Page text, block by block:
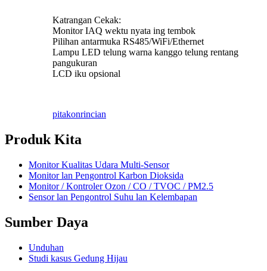
Katrangan Cekak:
Monitor IAQ wektu nyata ing tembok
Pilihan antarmuka RS485/WiFi/Ethernet
Lampu LED telung warna kanggo telung rentang
pangukuran
LCD iku opsional
pitakonrincian
Produk Kita
Monitor Kualitas Udara Multi-Sensor
Monitor lan Pengontrol Karbon Dioksida
Monitor / Kontroler Ozon / CO / TVOC / PM2.5
Sensor lan Pengontrol Suhu lan Kelembapan
Sumber Daya
Unduhan
Studi kasus Gedung Hijau